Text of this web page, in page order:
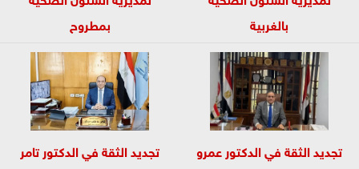
بالغربية
بمطروح
تجديد الثقة في الدكتور عمرو
تجديد الثقة في الدكتور تامر